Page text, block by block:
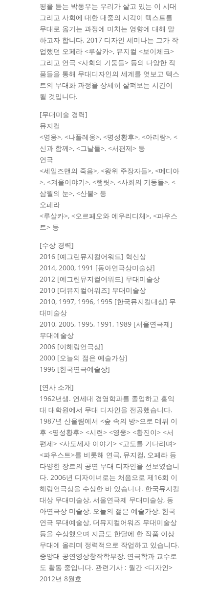
평을 듣는 박동우는 우리가 살고 있는 이 시대
그리고 사회에 대한 대중의 시각이 텍스트를
무대로 옮기는 과정에 미치는 영향에 대해 말
하고자 합니다. 2017 디자인 세미나는 그가 작
업했던 오페라 <루살카>, 뮤지컬 <보이체크>
그리고 연극 <사회의 기둥들> 등의 다양한 작
품들을 통해 무대디자인의 세계를 엿보고 텍스
트의 무대화 과정을 상세히 살펴보는 시간이
될 것입니다.
[무대미술 경력]
뮤지컬
<영웅>, <나폴레옹>, <명성황후>, <아리랑>, <
신과 함께>, <그날들>, <서편제> 등
연극
<세일즈맨의 죽음>, <왕위 주장자들>, <메디아
>, <겨울이야기>, <햄릿>, <사회의 기둥들>, <
삼월의 눈>, <산불> 등
오페라
<루살카>, <오르페오와 에우리디체>, <파우스
트> 등
[수상 경력]
2016 [예그린뮤지컬어워드] 혁신상
2014, 2000, 1991 [동아연극상미술상]
2012 [예그린뮤지컬어워드] 무대미술상
2010 [더뮤지컬어워즈] 무대미술상
2010, 1997, 1996, 1995 [한국뮤지컬대상] 무
대미술상
2010, 2005, 1995, 1991, 1989 [서울연극제]
무대예술상
2006 [이해랑연극상]
2000 [오늘의 젊은 예술가상]
1996 [한국연극예술상]
[연사 소개]
1962년생. 연세대 경영학과를 졸업하고 홍익
대 대학원에서 무대 디자인을 전공했습니다.
1987년 산울림에서 <숲 속의 방>으로 데뷔 이
후 <명성황후> <시련> <영웅> <황진이> <서
편제> <사도세자 이야기> <고도를 기다리며>
<파우스트>를 비롯해 연극, 뮤지컬, 오페라 등
다양한 장르의 공연 무대 디자인을 선보였습니
다. 2006년 디자이너로는 처음으로 제16회 이
해랑연극상을 수상한 바 있습니다. 한국뮤지컬
대상 무대미술상, 서울연극제 무대미술상, 동
아연극상 미술상, 오늘의 젊은 예술가상, 한국
연극 무대예술상, 더뮤지컬어워즈 무대미술상
등을 수상했으며 지금도 한달에 한 작품 이상
무대에 올리며 정력적으로 작업하고 있습니다.
중앙대 공연영상창작학부장, 연극학과 교수로
도 활동 중입니다. 관련기사 : 월간 <디자인>
2012년 8월호